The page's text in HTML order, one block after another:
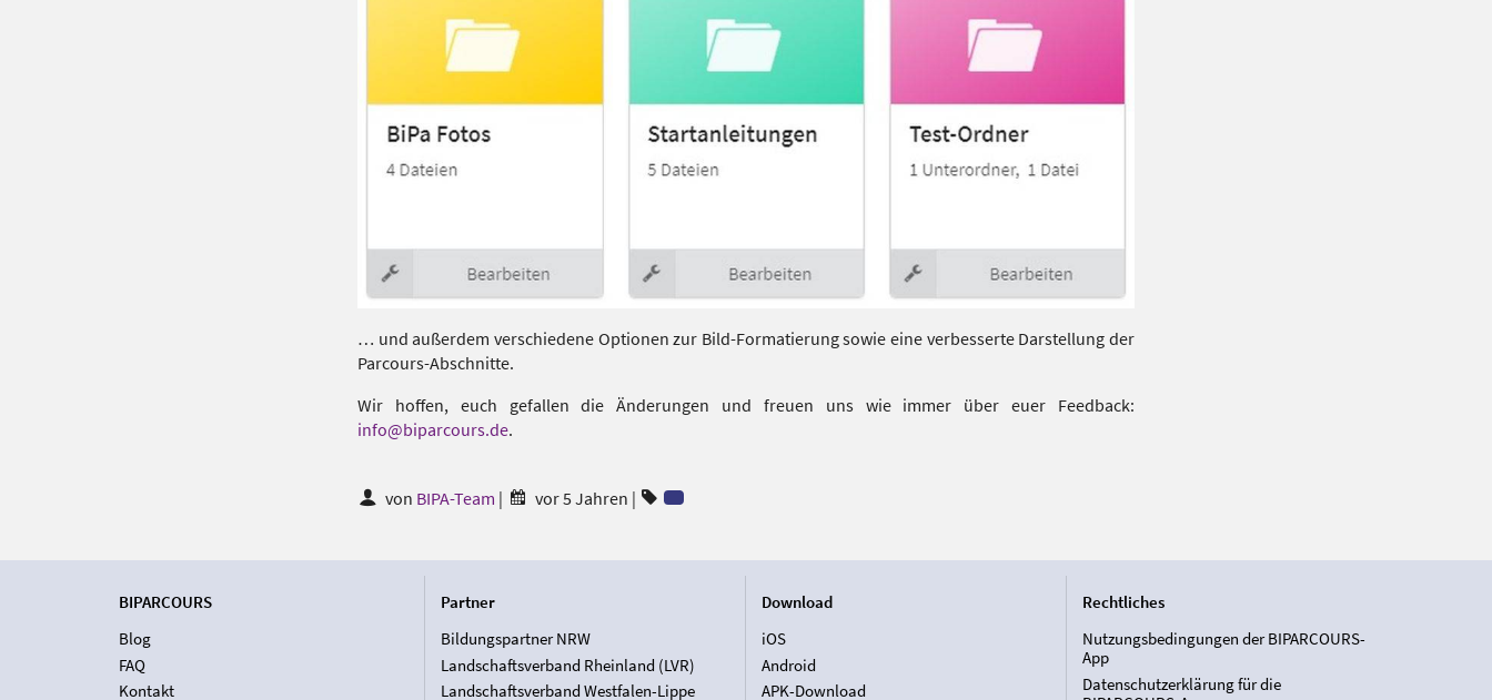
… und außerdem verschiedene Optionen zur Bild-Formatierung sowie eine verbesserte Darstellung der
Parcours-Abschnitte.
Wir hoffen, euch gefallen die Änderungen und freuen uns wie immer über euer Feedback:
info@biparcours.de.
von BIPA-Team | vor 5 Jahren |
BIPARCOURS
Blog
FAQ
Kontakt
Partner
Bildungspartner NRW
Landschaftsverband Rheinland (LVR)
Landschaftsverband Westfalen-Lippe
Download
iOS
Android
APK-Download
Rechtliches
Nutzungsbedingungen der BIPARCOURS-
App
Datenschutzerklärung für die